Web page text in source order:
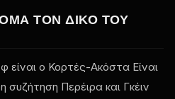
ΤΟΝ ΔΙΚΌ ΤΟΥ
είναι ο Κορτές-Ακόστα Είναι
Περέιρα και Γκέιν